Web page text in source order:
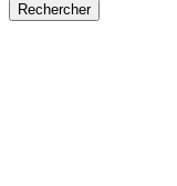
Rechercher